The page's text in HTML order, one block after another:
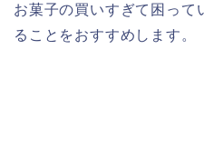
お菓子の買いすぎて困って
ることをおすすめします。